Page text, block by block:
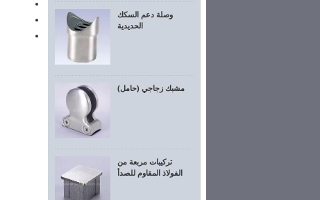
وصلة دعم السكك
الحديدية
مشبك زجاجي (حامل)
تركيبات مربعة من
الفولاذ المقاوم للصدأ